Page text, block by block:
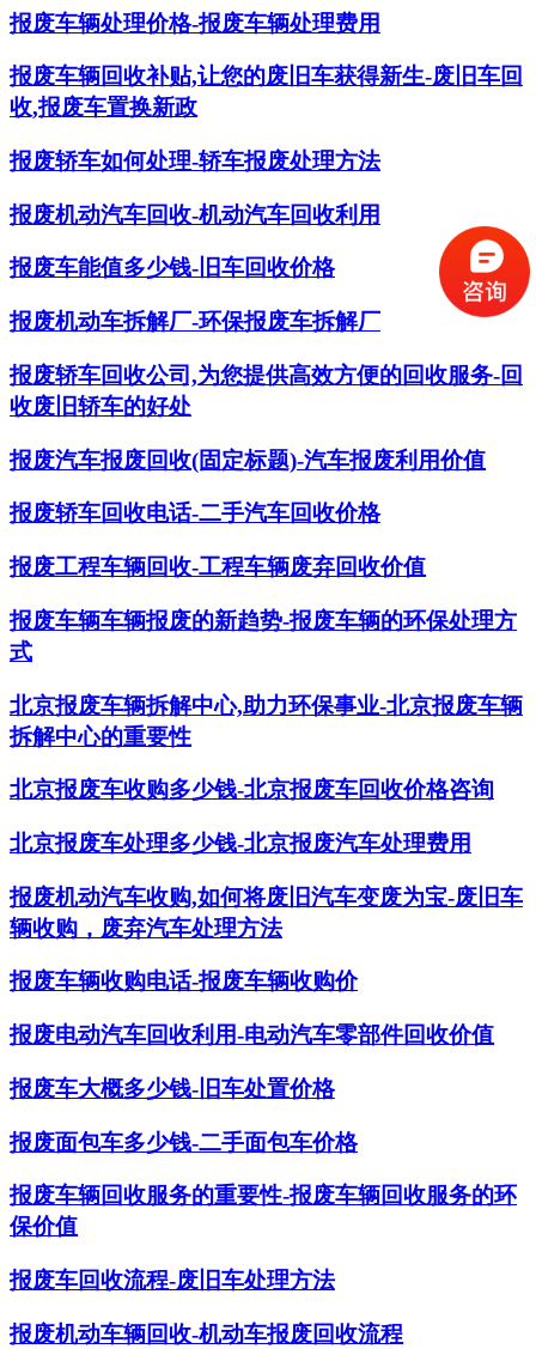
报废车辆处理价格-报废车辆处理费用
报废车辆回收补贴,让您的废旧车获得新生-废旧车回
收,报废车置换新政
报废轿车如何处理-轿车报废处理方法
报废机动汽车回收-机动汽车回收利用
报废车能值多少钱-旧车回收价格
报废机动车拆解厂-环保报废车拆解厂
报废轿车回收公司,为您提供高效方便的回收服务-回
收废旧轿车的好处
报废汽车报废回收(固定标题)-汽车报废利用价值
报废轿车回收电话-二手汽车回收价格
报废工程车辆回收-工程车辆废弃回收价值
报废车辆车辆报废的新趋势-报废车辆的环保处理方
式
北京报废车辆拆解中心,助力环保事业-北京报废车辆
拆解中心的重要性
北京报废车收购多少钱-北京报废车回收价格咨询
北京报废车处理多少钱-北京报废汽车处理费用
报废机动汽车收购,如何将废旧汽车变废为宝-废旧车
辆收购，废弃汽车处理方法
报废车辆收购电话-报废车辆收购价
报废电动汽车回收利用-电动汽车零部件回收价值
报废车大概多少钱-旧车处置价格
报废面包车多少钱-二手面包车价格
报废车辆回收服务的重要性-报废车辆回收服务的环
保价值
报废车回收流程-废旧车处理方法
报废机动车辆回收-机动车报废回收流程